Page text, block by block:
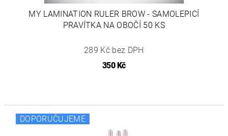
MY LAMINATION RULER BROW - SAMOLEPICÍ
PRAVÍTKA NA OBOČÍ 50 KS
289 Kč bez DPH
350 Kč
DOPORUČUJEME